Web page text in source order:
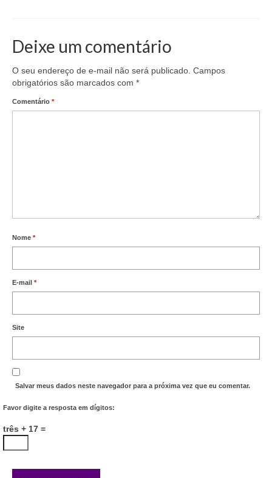
Coletivo de Igualdade Racial
SERVIÇOS
Acordos e convenções
CIPA
BENEFÍCIOS
Sede social
Colônia de férias
Refeitórios
Deixe um comentário
O seu endereço de e-mail não será publicado. Campos
obrigatórios são marcados com *
Comentário *
Nome *
E-mail *
Site
Salvar meus dados neste navegador para a próxima vez que eu comentar.
Favor digite a resposta em dígitos:
três + 17 =